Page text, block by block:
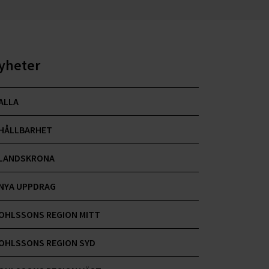
UPPDRAG
REGION MITT
REGION SYD